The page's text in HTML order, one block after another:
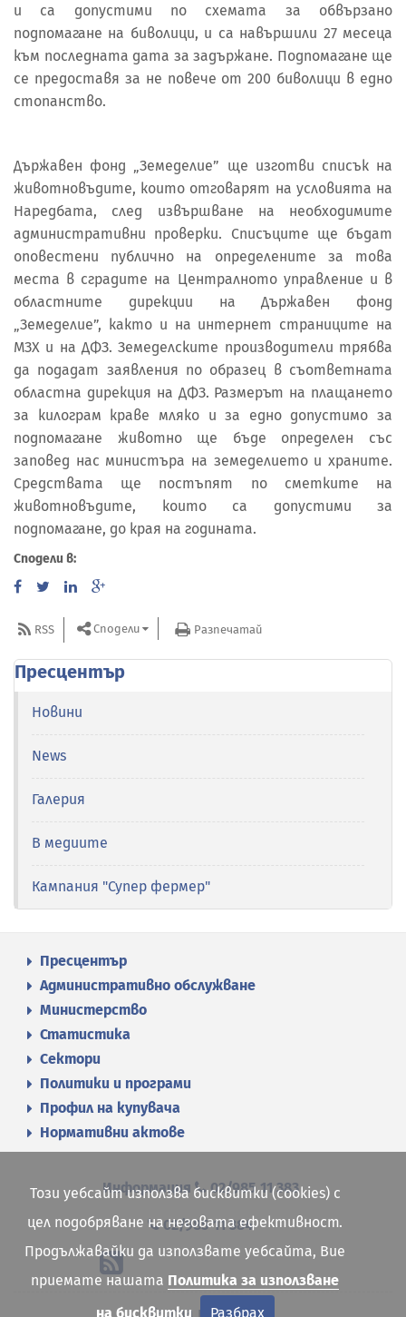
и са допустими по схемата за обвързано
подпомагане на биволици, и са навършили 27 месеца
към последната дата за задържане. Подпомагане ще
се предоставя за не повече от 200 биволици в едно
стопанство.
Държавен фонд „Земеделие” ще изготви списък на
животновъдите, които отговарят на условията на
Наредбата, след извършване на необходимите
административни проверки. Списъците ще бъдат
оповестени публично на определените за това
места в сградите на Централното управление и в
областните дирекции на Държавен фонд
„Земеделие”, както и на интернет страниците на
МЗХ и на ДФЗ. Земеделските производители трябва
да подадат заявления по образец в съответната
областна дирекция на ДФЗ. Размерът на плащането
за килограм краве мляко и за едно допустимо за
подпомагане животно ще бъде определен със
заповед нас министъра на земеделието и храните.
Средствата ще постъпят по сметките на
животновъдите, които са допустими за
подпомагане, до края на годината.
Сподели в:
RSS Сподели Разпечатай
Пресцентър
Новини
News
Галерия
В медиите
Кампания "Супер фермер"
Пресцентър
Административно обслужване
Министерство
Статистика
Сектори
Политики и програми
Профил на купувача
Нормативни актове
Информация 02/985 11 383
02/985 11 384
Карта на сайта
Този уебсайт използва бисквитки (cookies) с
цел подобряване на неговата ефективност.
Продължавайки да използвате уебсайта, Вие
приемате нашата Политика за използване
на бисквитки
Разбрах